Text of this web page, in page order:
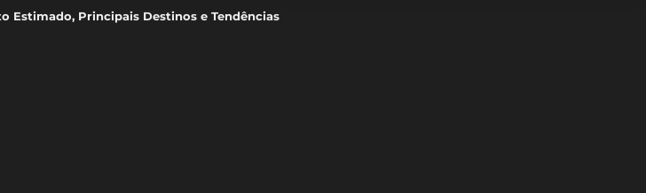
Estimado, Principais Destinos e Tendências